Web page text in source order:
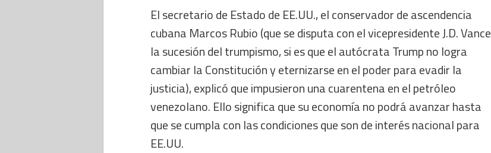
El secretario de Estado de EE.UU., el conservador de ascendencia
cubana Marcos Rubio (que se disputa con el vicepresidente J.D. Vance
la sucesión del trumpismo, si es que el autócrata Trump no logra
cambiar la Constitución y eternizarse en el poder para evadir la
justicia), explicó que impusieron una cuarentena en el petróleo
venezolano. Ello significa que su economía no podrá avanzar hasta
que se cumpla con las condiciones que son de interés nacional para
EE.UU.